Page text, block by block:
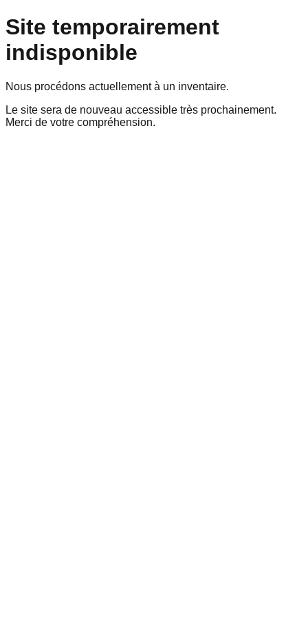
Site temporairement
indisponible
Nous procédons actuellement à un inventaire.
Le site sera de nouveau accessible très prochainement.
Merci de votre compréhension.